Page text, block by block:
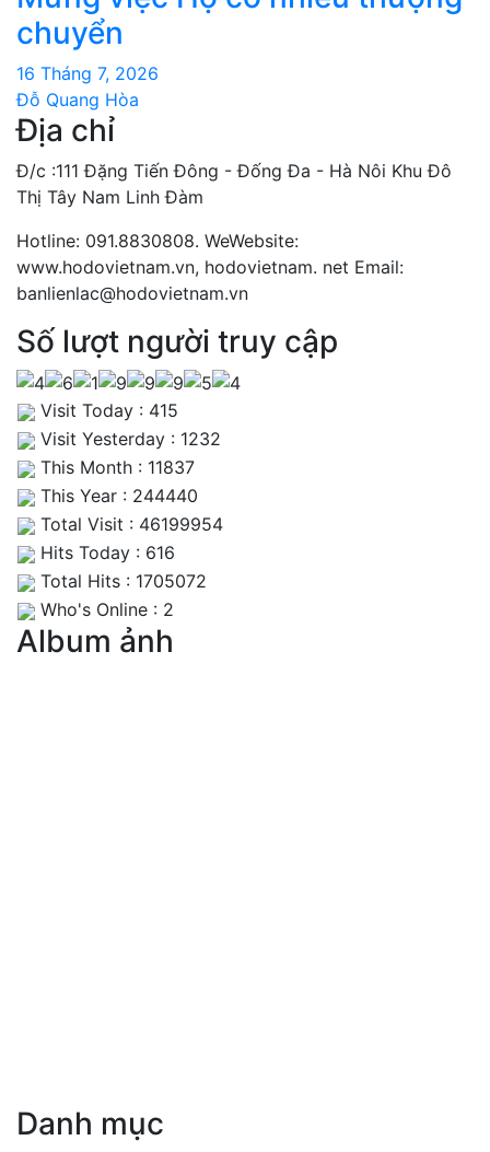
chuyển
16 Tháng 7, 2026
Đỗ Quang Hòa
Địa chỉ
Đ/c :111 Đặng Tiến Đông - Đống Đa - Hà Nôi Khu Đô
Thị Tây Nam Linh Đàm
Hotline: 091.8830808. WeWebsite:
www.hodovietnam.vn, hodovietnam. net Email:
banlienlac@hodovietnam.vn
Số lượt người truy cập
Visit Today : 415
Visit Yesterday : 1232
This Month : 11837
This Year : 244440
Total Visit : 46199954
Hits Today : 616
Total Hits : 1705072
Who's Online : 2
Album ảnh
Danh mục